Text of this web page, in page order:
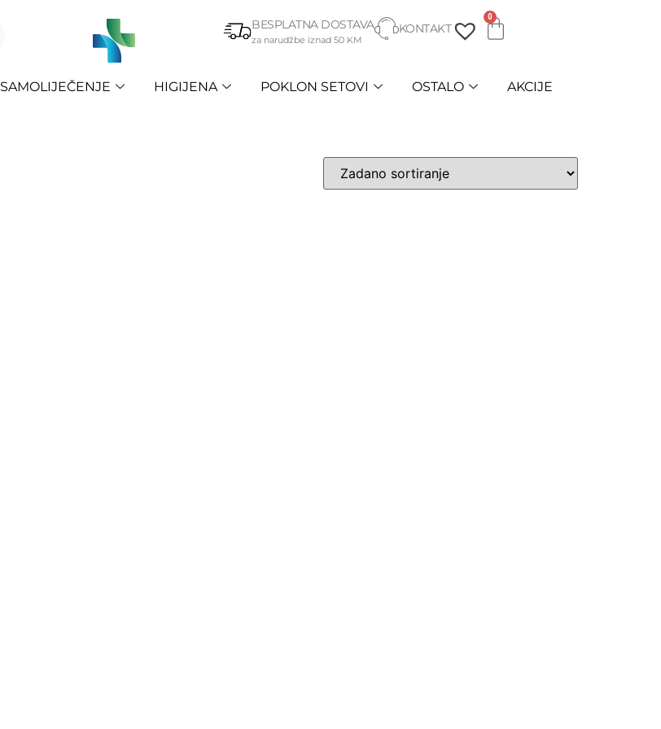
BESPLATNA DOSTAVA
za narudžbe iznad 50 KM
KONTAKT
0
SAMOLIJEČENJE HIGIJENA POKLON SETOVI OSTALO
AKCIJE